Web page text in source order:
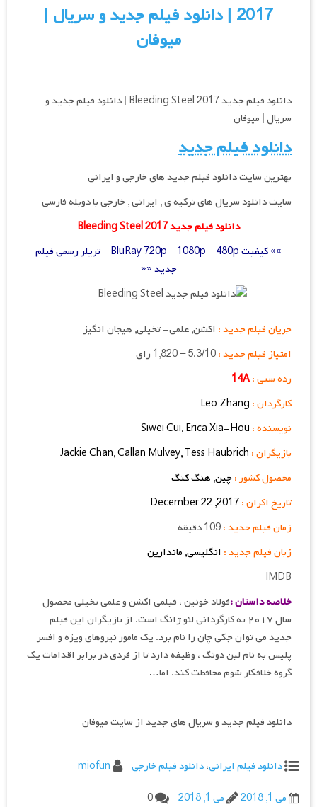
2017 | دانلود فیلم جدید و سریال |
میوفان
دانلود فیلم جدید Bleeding Steel 2017 | دانلود فیلم جدید و
سریال | میوفان
دانلود فیلم جدید
بهترین سایت دانلود فیلم جدید های خارجی و ایرانی
سایت دانلود سریال های ترکیه ی , ایرانی , خارجی با دوبله فارسی
دانلود فیلم جدید Bleeding Steel 2017
»» کیفیت BluRay 720p – 1080p – 480p – تریلر رسمی فیلم
جدید ««
جریان فیلم جدید : اکشن, علمی- تخیلی, هیجان انگیز
امتیاز فیلم جدید :
رده سنی :14A
کارگردان : Leo Zhang
نویسنده :
Siwei Cui,Erica Xia-Hou
بازیگران :
Jackie Chan,Callan Mulvey,Tess Haubrich
محصول کشور :چین, هنگ کنگ
تاریخ اکران :2017, 22 December
زمان فیلم جدید :
زبان فیلم جدید : انگلیسی, ماندارین
IMDB
خلاصه داستان :فولاد خونین ، فیلمی اکشن و علمی تخیلی محصول
سال ۲۰۱۷ به کارگردانی لئو ژانگ است. از بازیگران این فیلم
جدید می توان جکی چان را نام برد. یک مامور نیروهای ویژه و افسر
پلیس به نام لین دونگ ، وظیفه دارد تا از فردی در برابر اقدامات یک
گروه خلافکار شوم محافظت کند. اما…
دانلود فیلم جدید و سریال های جدید از سایت میوفان
دانلود فیلم ایرانی،دانلود فیلم خارجی
miofun
می 1, 2018
می 1, 2018 0